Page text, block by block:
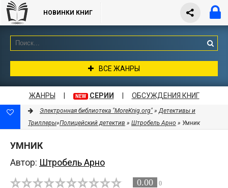
НОВИНКИ КНИГ
ВСЕ ЖАНРЫ
ЖАНРЫ NEW СЕРИИ ОБСУЖДЕНИЯ КНИГ
Электронная библиотека "MoreKnig.org" »Детективы и
Триллеры»Полицейский детектив » Штробель Арно » Умник
УМНИК
Автор: Штробель Арно
0.00 0